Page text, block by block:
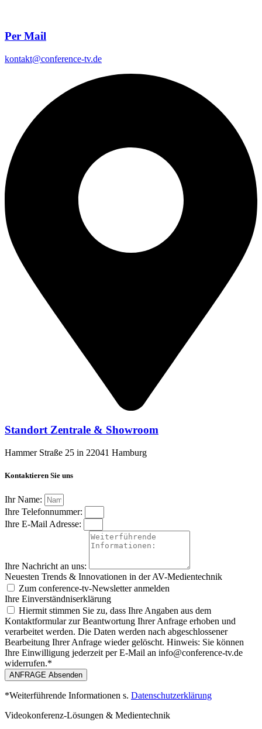
Per Mail
kontakt@conference-tv.de
Standort Zentrale & Showroom
Hammer Straße 25 in 22041 Hamburg
Kontaktieren Sie uns
Ihr Name:
Ihre Telefonnummer:
Ihre E-Mail Adresse:
Ihre Nachricht an uns:
Neuesten Trends & Innovationen in der AV-Medientechnik
Zum conference‑tv-Newsletter anmelden
Ihre Einverständniserklärung
Hiermit stimmen Sie zu, dass Ihre Angaben aus dem
Kontaktformular zur Beantwortung Ihrer Anfrage erhoben und
verarbeitet werden. Die Daten werden nach abgeschlossener
Bearbeitung Ihrer Anfrage wieder gelöscht. Hinweis: Sie können
Ihre Einwilligung jederzeit per E-Mail an info@conference-tv.de
widerrufen.*
ANFRAGE Absenden
*Weiterführende Informationen s. Datenschutzerklärung
Videokonferenz-Lösungen & Medientechnik